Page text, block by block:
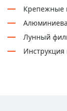
Крепежные
Лунный
Инструкция